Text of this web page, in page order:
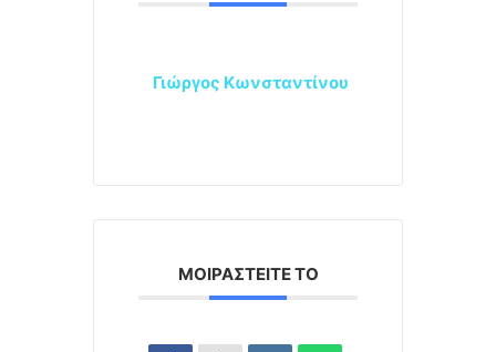
Γιώργος Κωνσταντίνου
ΜΟΙΡΑΣΤΕΊΤΕ ΤΟ